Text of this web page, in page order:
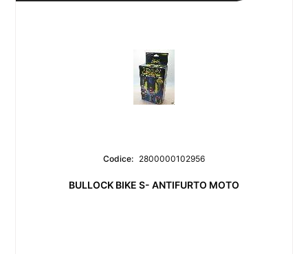
Codice: 2800000102956
BULLOCK BIKE S- ANTIFURTO MOTO